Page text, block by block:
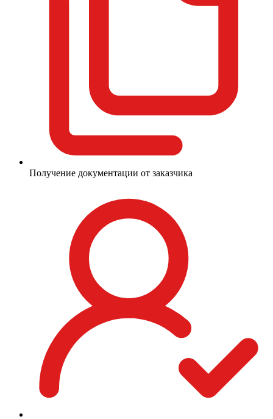
Получение документации от заказчика